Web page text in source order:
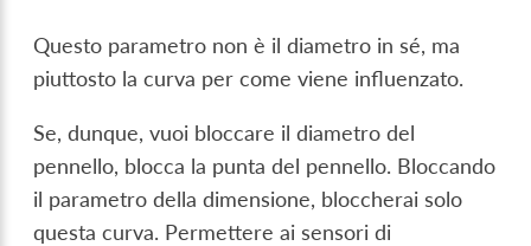
Questo parametro non è il diametro in sé, ma
piuttosto la curva per come viene influenzato.
Se, dunque, vuoi bloccare il diametro del
pennello, blocca la punta del pennello. Bloccando
il parametro della dimensione, bloccherai solo
questa curva. Permettere ai sensori di